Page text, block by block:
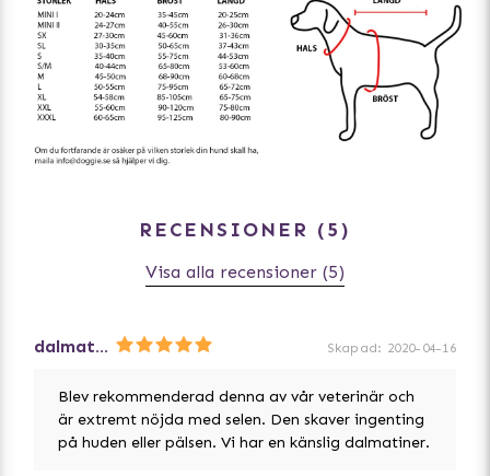
- Utmärkt dragsele
- Passar bra att spåra i
- Perfekt till vandringen
- Finns i flera färger
Storleksguide:
Mät runt halsen där hunden brukar ha sitt halsband
Mät runt bröstkorgen
Hamnar hunden mellan två storlekar? Välj den mindre.
RECENSIONER 5
Visa alla recensioner (5)
dalmatiner Skapad: 2020-04-16
Blev rekommenderad denna av vår veterinär och
är extremt nöjda med selen. Den skaver ingenting
på huden eller pälsen. Vi har en känslig dalmatiner.